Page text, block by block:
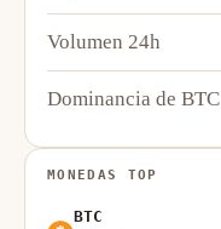
Volumen 24h
Dominancia de BTC
MONEDAS TOP
BTC